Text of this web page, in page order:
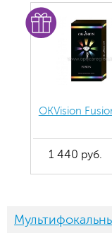
OKVision
1 440 руб.